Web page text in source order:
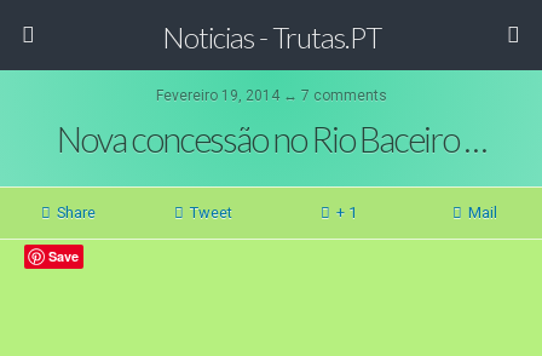
Noticias - Trutas.PT
Fevereiro 19, 2014 ↔ 7 comments
Nova concessão no Rio Baceiro …
Share Tweet + 1 Mail
Save